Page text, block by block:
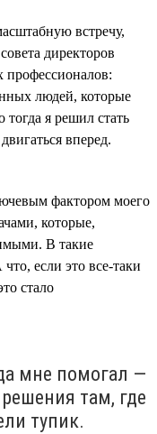
встречу,
директоров
людей, которые
я решил стать
вперед.
фактором моего
которые,
В такие
если это все-таки
стало
мне помогал —
там, где
тупик.